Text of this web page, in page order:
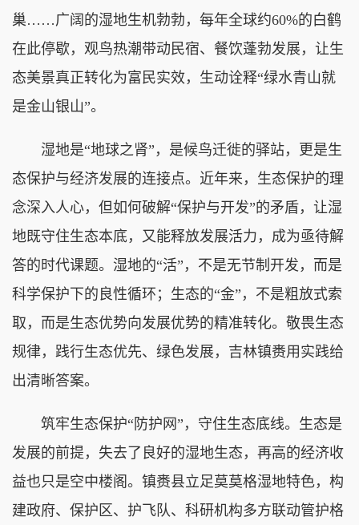
巢……广阔的湿地生机勃勃，每年全球约60%的白鹤
在此停歇，观鸟热潮带动民宿、餐饮蓬勃发展，让生
态美景真正转化为富民实效，生动诠释“绿水青山就
是金山银山”。
湿地是“地球之肾”，是候鸟迁徙的驿站，更是生
态保护与经济发展的连接点。近年来，生态保护的理
念深入人心，但如何破解“保护与开发”的矛盾，让湿
地既守住生态本底，又能释放发展活力，成为亟待解
答的时代课题。湿地的“活”，不是无节制开发，而是
科学保护下的良性循环；生态的“金”，不是粗放式索
取，而是生态优势向发展优势的精准转化。敬畏生态
规律，践行生态优先、绿色发展，吉林镇赉用实践给
出清晰答案。
筑牢生态保护“防护网”，守住生态底线。生态是
发展的前提，失去了良好的湿地生态，再高的经济收
益也只是空中楼阁。镇赉县立足莫莫格湿地特色，构
建政府、保护区、护飞队、科研机构多方联动管护格